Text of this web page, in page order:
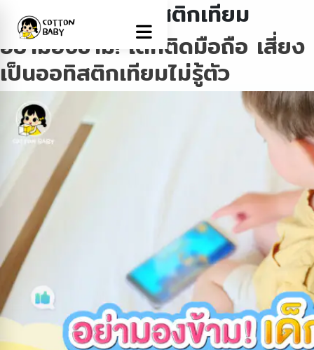
Tag:ลูกเป็นออทิสติกเทียม
อย่ามองข้าม! เด็กติดมือถือ เสี่ยง
เป็นออทิสติกเทียมไม่รู้ตัว